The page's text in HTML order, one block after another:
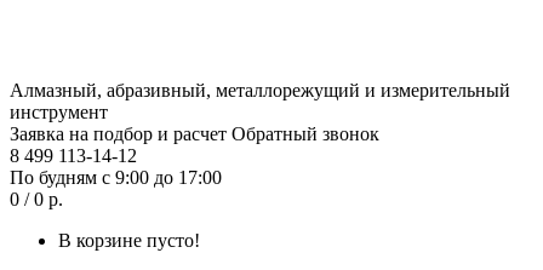
Алмазный, абразивный, металлорежущий и измерительный
инструмент
Заявка на подбор и расчет Обратный звонок
8 499 113-14-12
По будням с 9:00 до 17:00
0 / 0 р.
В корзине пусто!